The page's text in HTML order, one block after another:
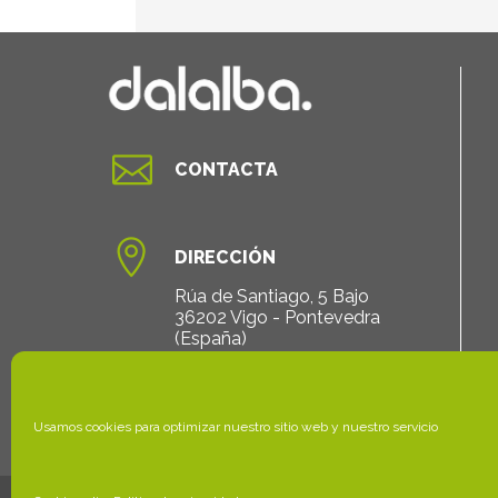
Usamos cookies para optimizar nuestro sitio web y nuestro servicio
 CONTACTA

DIRECCIÓN
Rúa de Santiago, 5 Bajo
36202 Vigo - Pontevedra
(España)